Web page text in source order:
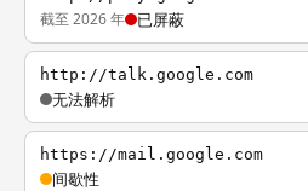
截至 2026 年 已屏蔽
http://talk.google.com
无法解析
https://mail.google.com
间歇性